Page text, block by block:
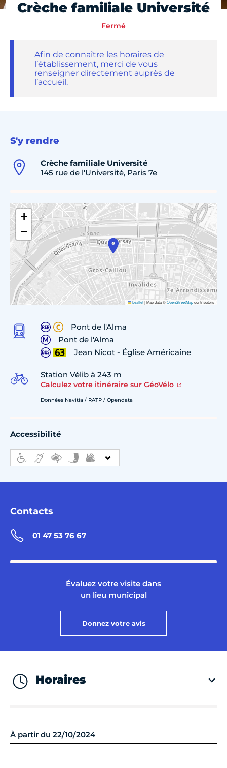
Crèche familiale Université
Fermé
Afin de connaître les horaires de
l’établissement, merci de vous
renseigner directement auprès de
l’accueil.
S'y rendre
Crèche familiale Université
145 rue de l'Université, Paris 7e
+
−
Leaflet|Map data ©OpenStreetMapcontributors
Pont de l'Alma
Pont de l'Alma
Jean Nicot - Église Américaine
Station Vélib à 243 m
Calculez votre itinéraire sur GéoVélo
Données Navitia / RATP / Opendata
Accessibilité
Contacts
01 47 53 76 67
Évaluez votre visite dans
un lieu municipal
Donnez votre avis
Horaires
À partir du 22/10/2024